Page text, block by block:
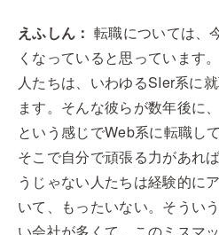
えふしん： 転職については、
くなっていると思っています
人たちは、いわゆるSIer系に
ます。そんな彼らが数年後に
という感じでWeb系に転職し
そこで自分で頑張る力があれ
うじゃない人たちは経験的に
いて、もったいない。そうい